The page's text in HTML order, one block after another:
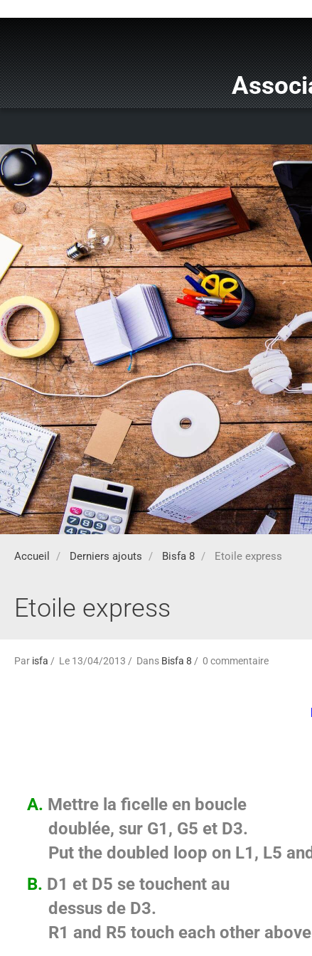
Accueil Derniers ajouts Bisfa 8 Etoile express
Etoile express
Par isfa Le 13/04/2013 Dans Bisfa 8 0 commentaire
A. Mettre la ficelle en boucle
doublée, sur G1, G5 et D3.
Put the doubled loop on L1, L5
B. D1 et D5 se touchent au­
dessus de D3.
R1 and R5 touch each other above